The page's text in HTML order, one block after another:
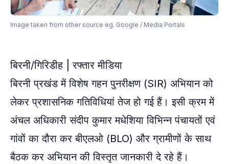
Image taken from other source eg. Google / Media Portals
बिरनी/गिरिडीह | रफ्तार मीडिया
बिरनी प्रखंड में विशेष गहन पुनरीक्षण (SIR) अभियान को
लेकर प्रशासनिक गतिविधियां तेज हो गई हैं। इसी क्रम में
अंचल अधिकारी संदीप कुमार मधेशिया विभिन्न पंचायतों एवं
गांवों का दौरा कर बीएलओ (BLO) और ग्रामीणों के साथ
बैठक कर अभियान की विस्तृत जानकारी दे रहे हैं।